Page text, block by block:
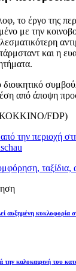
το έργο της
με την
και η
από άποψη
FDP)
αυξημένη κυκλοφορία
την καλοκαιρινή του